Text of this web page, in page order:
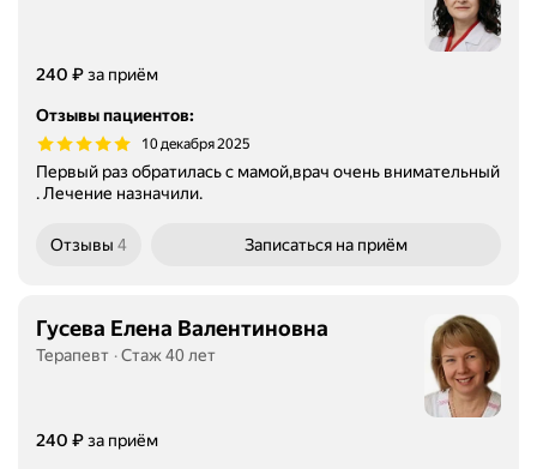
Цена
240 ₽за приём
Отзывы пациентов:
10 декабря 2025
Первый раз обратилась с мамой,врач очень внимательный
. Лечение назначили.
Отзывы 4 Записаться на приём
Гусева Елена Валентиновна
Терапевт Стаж 40 лет
Цена
240 ₽за приём